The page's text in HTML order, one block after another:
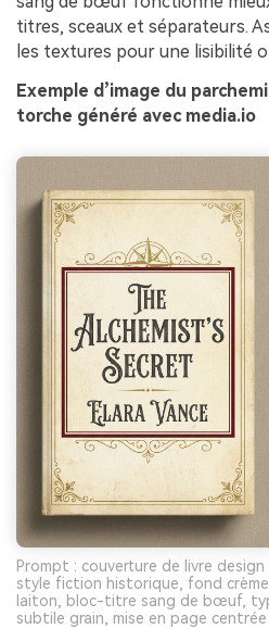
titres, sceaux et séparateurs.
les textures pour une lisibilité
Exemple d’image du
torche généré avec media.io
Prompt : couverture de livre
style fiction historique, fond
laiton, bloc-titre sang de bœuf,
subtile grain, mise en page